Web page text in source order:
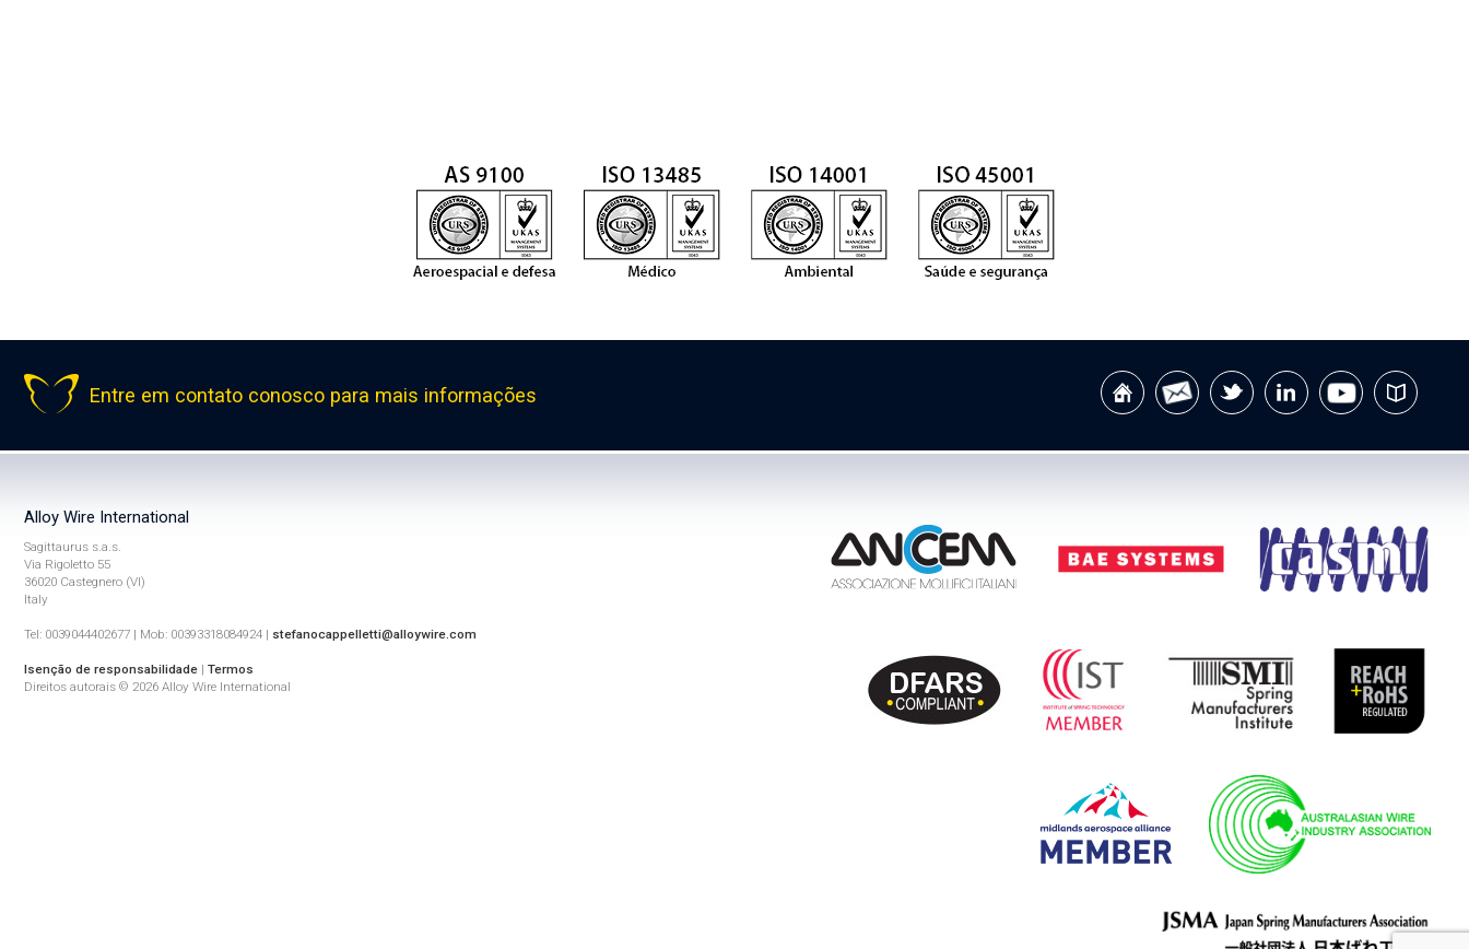
Entre em contato conosco para mais informações
Alloy Wire International
Sagittaurus s.a.s.
Via Rigoletto 55
36020 Castegnero (VI)
Italy
Tel: 0039044402677 | Mob: 00393318084924 | stefanocappelletti@alloywire.com
Isenção de responsabilidade | Termos
Direitos autorais © 2026 Alloy Wire International